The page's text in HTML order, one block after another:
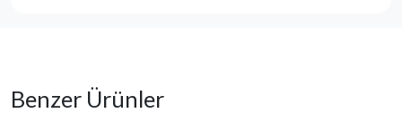
Benzer Ürünler